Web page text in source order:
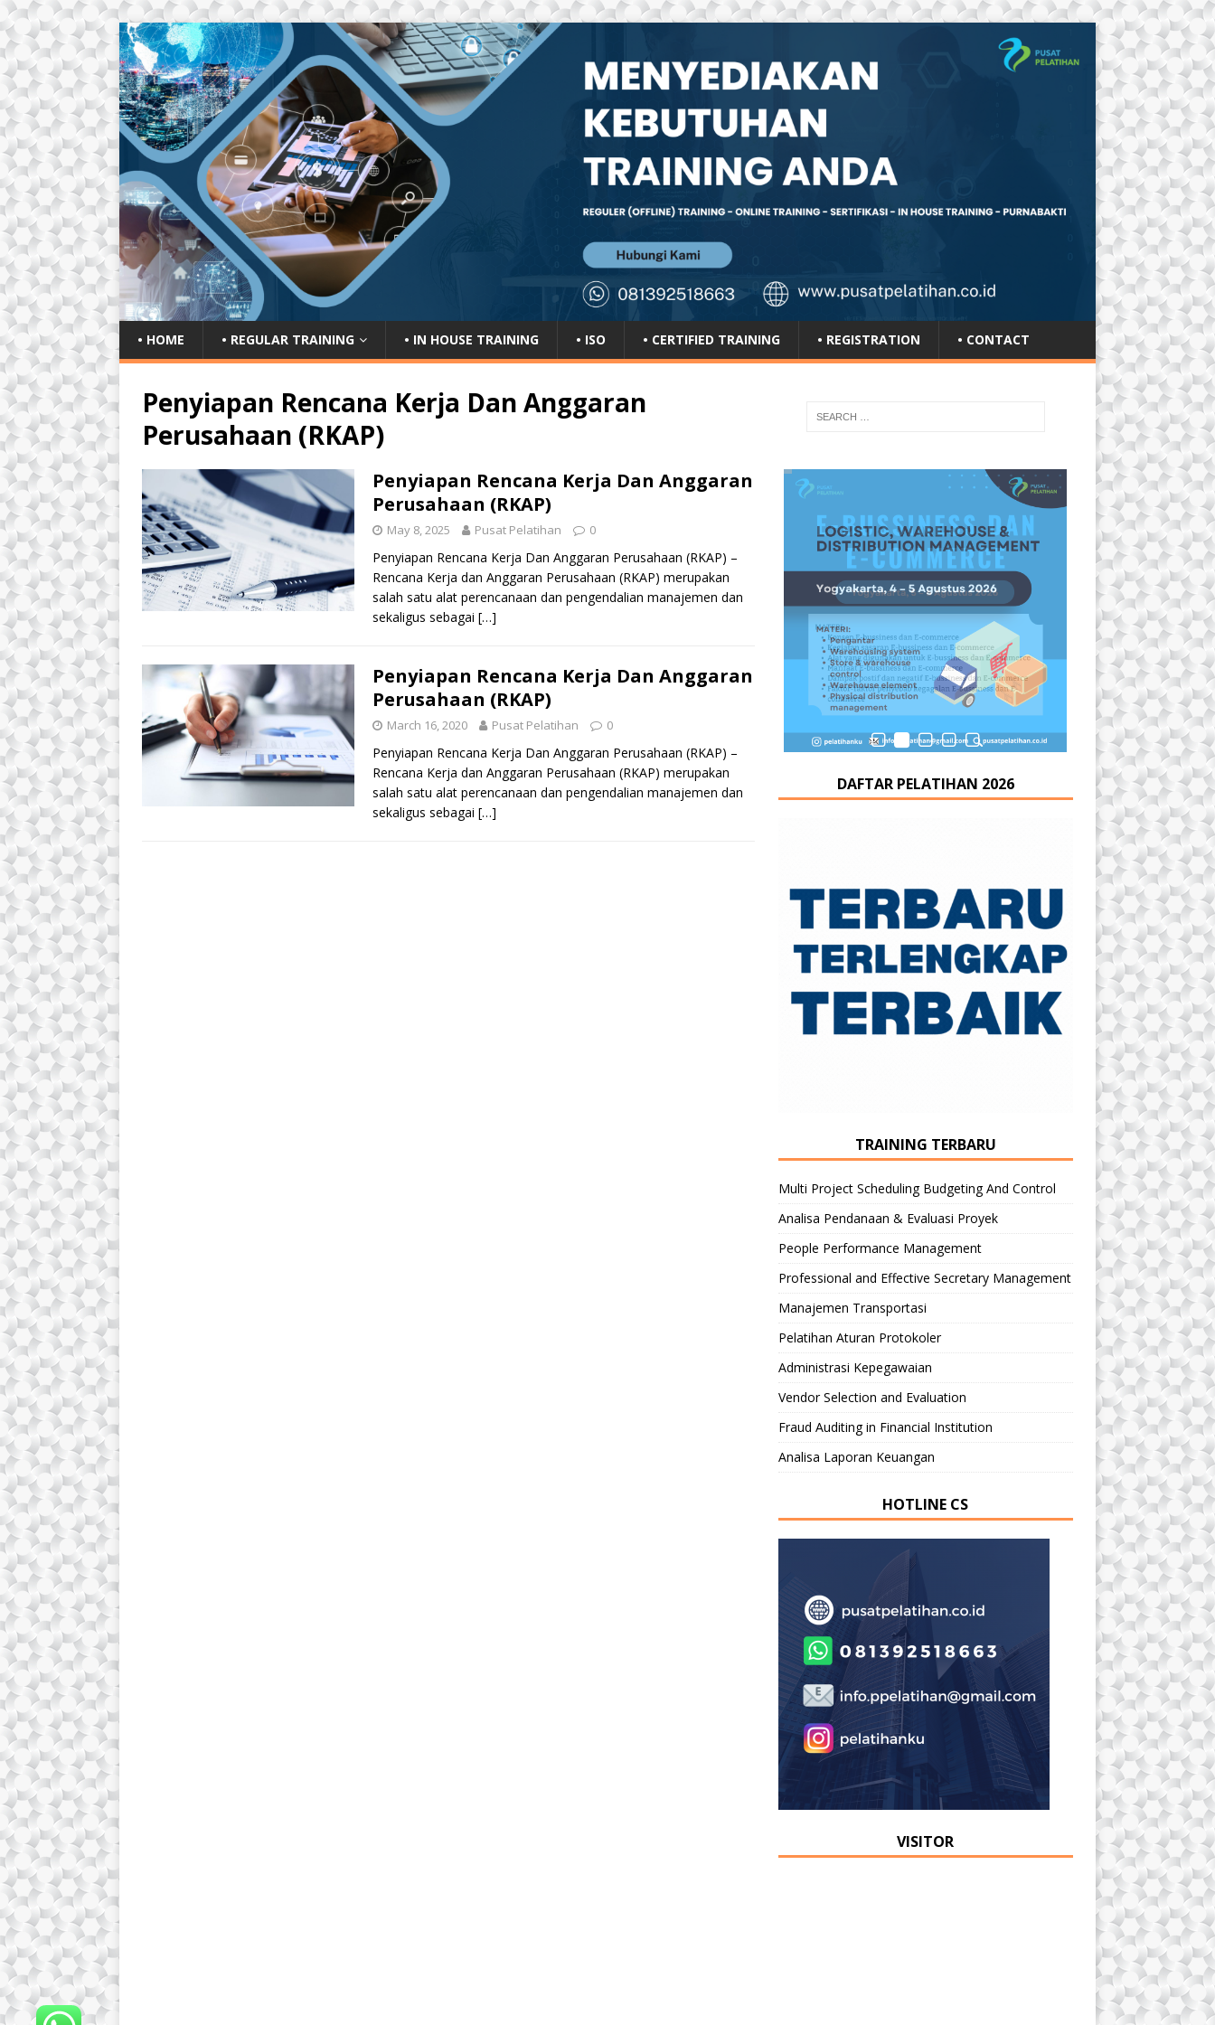
• HOME • REGULAR TRAINING • IN HOUSE TRAINING • ISO • CERTIFIED TRAINING • REGISTRATION • CONTACT
Penyiapan Rencana Kerja Dan Anggaran
Perusahaan (RKAP)
Penyiapan Rencana Kerja Dan Anggaran
Perusahaan (RKAP)
May 8, 2025 Pusat Pelatihan 0
Penyiapan Rencana Kerja Dan Anggaran Perusahaan (RKAP) –
Rencana Kerja dan Anggaran Perusahaan (RKAP) merupakan
salah satu alat perencanaan dan pengendalian manajemen dan
sekaligus sebagai […]
Penyiapan Rencana Kerja Dan Anggaran
Perusahaan (RKAP)
March 16, 2020 Pusat Pelatihan 0
Penyiapan Rencana Kerja Dan Anggaran Perusahaan (RKAP) –
Rencana Kerja dan Anggaran Perusahaan (RKAP) merupakan
salah satu alat perencanaan dan pengendalian manajemen dan
sekaligus sebagai […]
DAFTAR PELATIHAN 2026
TRAINING TERBARU
Multi Project Scheduling Budgeting And Control
Analisa Pendanaan & Evaluasi Proyek
People Performance Management
Professional and Effective Secretary Management
Manajemen Transportasi
Pelatihan Aturan Protokoler
Administrasi Kepegawaian
Vendor Selection and Evaluation
Fraud Auditing in Financial Institution
Analisa Laporan Keuangan
HOTLINE CS
VISITOR